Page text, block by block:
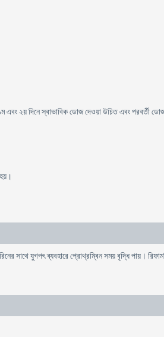
২য় দিনে স্বাভাবিক ডোজ দেওয়া উচিত এবং পরবর্তী
সাথে যুগপৎ ব্যবহারে প্রোথ্রম্বিন সময় বৃদ্ধি পায়।